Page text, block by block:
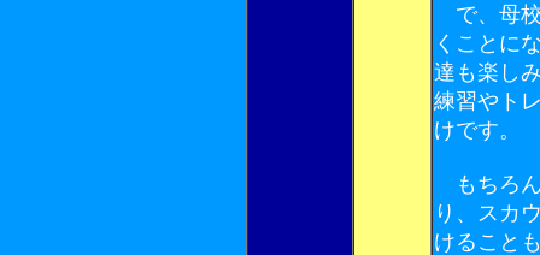
で、母校
くことに
達も楽し
練習やト
けです。
もちろん
り、スカ
けること